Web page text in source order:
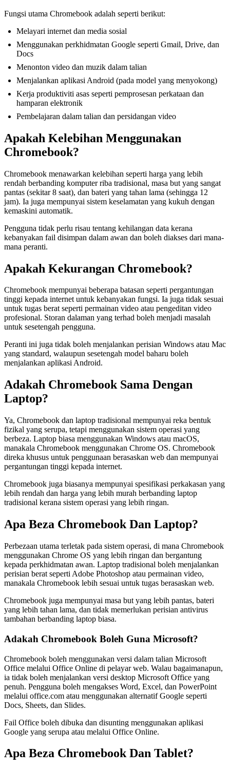
Fungsi utama Chromebook adalah seperti berikut:
Melayari internet dan media sosial
Menggunakan perkhidmatan Google seperti Gmail, Drive, dan
Docs
Menonton video dan muzik dalam talian
Menjalankan aplikasi Android (pada model yang menyokong)
Kerja produktiviti asas seperti pemprosesan perkataan dan
hamparan elektronik
Pembelajaran dalam talian dan persidangan video
Apakah Kelebihan Menggunakan
Chromebook?
Chromebook menawarkan kelebihan seperti harga yang lebih
rendah berbanding komputer riba tradisional, masa but yang sangat
pantas (sekitar 8 saat), dan bateri yang tahan lama (sehingga 12
jam). Ia juga mempunyai sistem keselamatan yang kukuh dengan
kemaskini automatik.
Pengguna tidak perlu risau tentang kehilangan data kerana
kebanyakan fail disimpan dalam awan dan boleh diakses dari mana-
mana peranti.
Apakah Kekurangan Chromebook?
Chromebook mempunyai beberapa batasan seperti pergantungan
tinggi kepada internet untuk kebanyakan fungsi. Ia juga tidak sesuai
untuk tugas berat seperti permainan video atau pengeditan video
profesional. Storan dalaman yang terhad boleh menjadi masalah
untuk sesetengah pengguna.
Peranti ini juga tidak boleh menjalankan perisian Windows atau Mac
yang standard, walaupun sesetengah model baharu boleh
menjalankan aplikasi Android.
Adakah Chromebook Sama Dengan
Laptop?
Ya, Chromebook dan laptop tradisional mempunyai reka bentuk
fizikal yang serupa, tetapi menggunakan sistem operasi yang
berbeza. Laptop biasa menggunakan Windows atau macOS,
manakala Chromebook menggunakan Chrome OS. Chromebook
direka khusus untuk penggunaan berasaskan web dan mempunyai
pergantungan tinggi kepada internet.
Chromebook juga biasanya mempunyai spesifikasi perkakasan yang
lebih rendah dan harga yang lebih murah berbanding laptop
tradisional kerana sistem operasi yang lebih ringan.
Apa Beza Chromebook Dan Laptop?
Perbezaan utama terletak pada sistem operasi, di mana Chromebook
menggunakan Chrome OS yang lebih ringan dan bergantung
kepada perkhidmatan awan. Laptop tradisional boleh menjalankan
perisian berat seperti Adobe Photoshop atau permainan video,
manakala Chromebook lebih sesuai untuk tugas berasaskan web.
Chromebook juga mempunyai masa but yang lebih pantas, bateri
yang lebih tahan lama, dan tidak memerlukan perisian antivirus
tambahan berbanding laptop biasa.
Adakah Chromebook Boleh Guna Microsoft?
Chromebook boleh menggunakan versi dalam talian Microsoft
Office melalui Office Online di pelayar web. Walau bagaimanapun,
ia tidak boleh menjalankan versi desktop Microsoft Office yang
penuh. Pengguna boleh mengakses Word, Excel, dan PowerPoint
melalui office.com atau menggunakan alternatif Google seperti
Docs, Sheets, dan Slides.
Fail Office boleh dibuka dan disunting menggunakan aplikasi
Google yang serupa atau melalui Office Online.
Apa Beza Chromebook Dan Tablet?